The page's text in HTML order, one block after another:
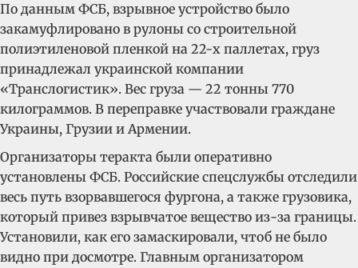
По данным ФСБ, взрывное устройство было
закамуфлировано в рулоны со строительной
полиэтиленовой пленкой на 22-х паллетах, груз
принадлежал украинской компании
«Транслогистик». Вес груза — 22 тонны 770
килограммов. В переправке участвовали граждане
Украины, Грузии и Армении.
Организаторы теракта были оперативно
установлены ФСБ. Российские спецслужбы отследили
весь путь взорвавшегося фургона, а также грузовика,
который привез взрывчатое вещество из-за границы.
Установили, как его замаскировали, чтоб не было
видно при досмотре. Главным организатором